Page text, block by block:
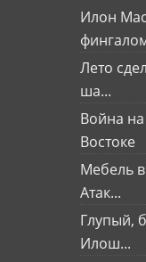
Илон
Лето
ша...
Война
Востоке
Мебель
Атак...
Глупый,
Илош...